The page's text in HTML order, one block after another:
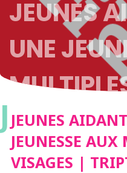
JEUNES
UNE
J JEUNES
JEUNESSE AUX
VISAGES |